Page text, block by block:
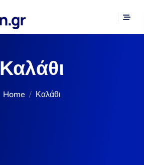
Καλάθι
Home Καλάθι